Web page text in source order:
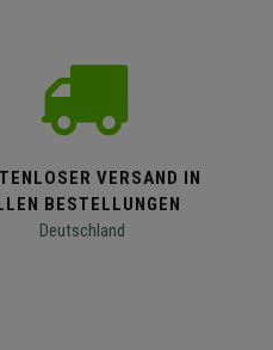
VERSAND IN
BESTELLUNGEN
Deutschland